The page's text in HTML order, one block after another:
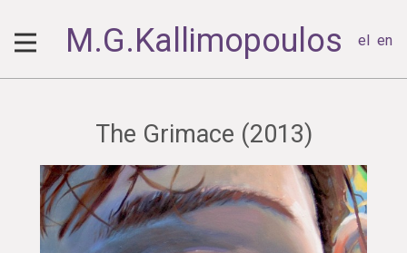
M.G.Kallimopoulos el en
The Grimace (2013)